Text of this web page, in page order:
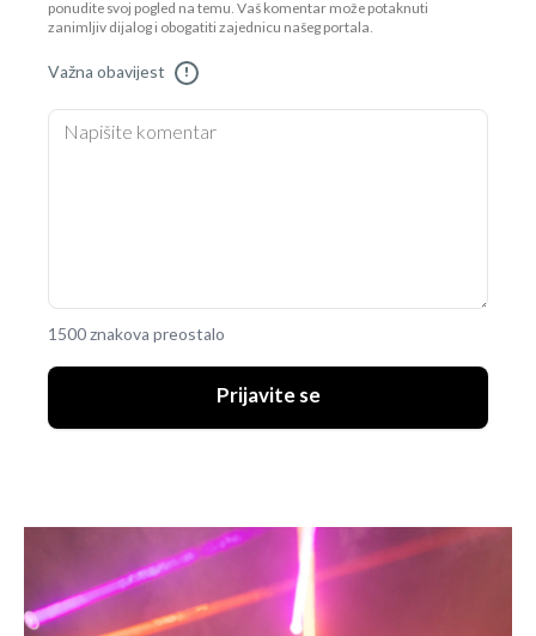
ponudite svoj pogled na temu. Vaš komentar može potaknuti
zanimljiv dijalog i obogatiti zajednicu našeg portala.
Važna obavijest !
1500 znakova preostalo
Prijavite se